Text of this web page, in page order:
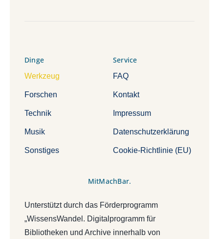
Dinge
Werkzeug
Forschen
Technik
Musik
Sonstiges
Service
FAQ
Kontakt
Impressum
Datenschutzerklärung
Cookie-Richtlinie (EU)
MitMachBar.
Unterstützt durch das Förderprogramm
„WissensWandel. Digitalprogramm für
Bibliotheken und Archive innerhalb von